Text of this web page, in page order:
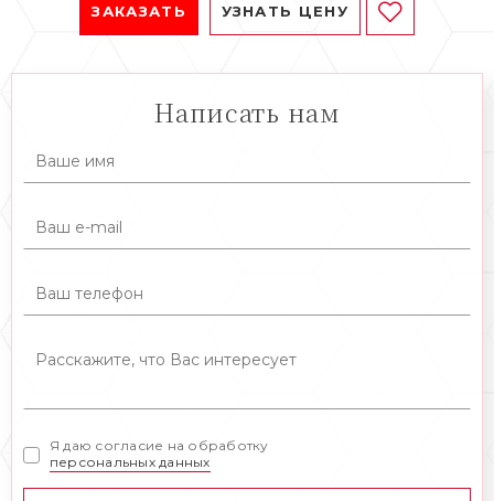
ЗАКАЗАТЬ УЗНАТЬ ЦЕНУ
Написать нам
Я даю согласие на обработку
персональных данных